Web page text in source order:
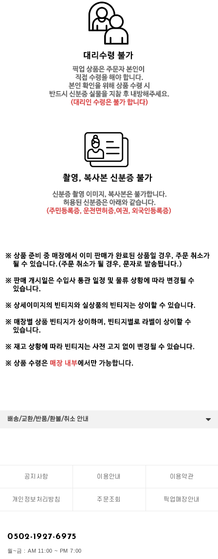
배송/교환/반품/환불/취소 안내
공지사항 이용안내 이용약관
개인정보처리방침 주문조회 픽업매장안내
0502-1927-6975
월~금 : AM 11:00 ~ PM 7:00